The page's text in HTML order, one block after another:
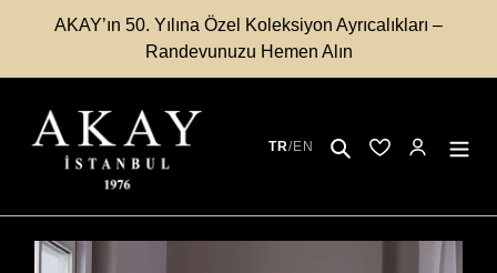
AKAY’ın 50. Yılına Özel Koleksiyon Ayrıcalıkları –
Randevunuzu Hemen Alın
TR/EN Ara
KayıtlıHesabım